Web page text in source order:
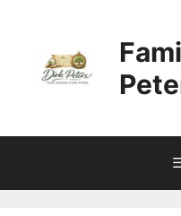
springen